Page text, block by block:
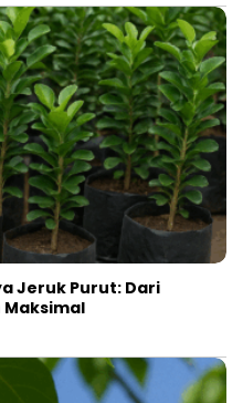
Jeruk Purut: Dari
Maksimal